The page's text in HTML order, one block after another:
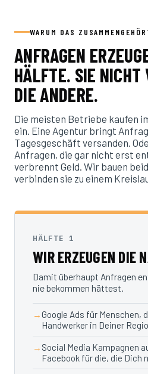
WARUM DAS
ANFRAGEN
HÄLFTE. SIE NICHT
DIE ANDERE.
Die meisten Betriebe kaufen
ein. Eine Agentur bringt
Tagesgeschäft versanden.
Anfragen, die gar nicht erst
verbrennt Geld. Wir bauen
verbinden sie zu einem
HÄLFTE 1
WIR ERZEUGEN DIE
Damit überhaupt Anfragen
nie bekommen hättest.
Google Ads für Menschen,
Handwerker in Deiner
Social Media Kampagnen
Facebook für die, die Dich